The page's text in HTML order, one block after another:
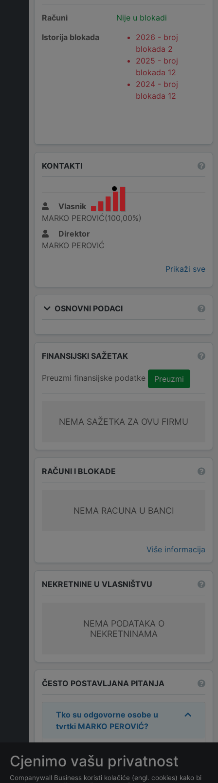
Računi
Nije u blokadi
Istorija blokada
2026 - broj
blokada 2
2025 - broj
blokada 12
2024 - broj
blokada 12
KONTAKTI
Vlasnik
MARKO PEROVIĆ(100,00%)
Direktor
MARKO PEROVIĆ
Prikaži sve
OSNOVNI PODACI
FINANSIJSKI SAŽETAK
Preuzmi finansijske podatke Preuzmi
NEMA SAŽETKA ZA OVU FIRMU
RAČUNI I BLOKADE
NEMA RACUNA U BANCI
Više informacija
NEKRETNINE U VLASNIŠTVU
NEMA PODATAKA O
NEKRETNINAMA
ČESTO POSTAVLJANA PITANJA
Tko su odgovorne osobe u
tvrtki MARKO PEROVIĆ?
MARKO PEROVIĆ.
Cjenimo vašu privatnost
Companywall Business koristi kolačiće (engl. cookies) kako bi